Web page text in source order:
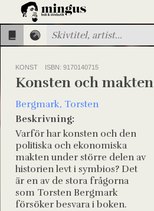
KONST ISBN: 9170140715
Konsten och makten
Bergmark, Torsten
Beskrivning:
Varför har konsten och den
politiska och ekonomiska
makten under större delen av
historien levt i symbios? Det
är en av de stora frågorna
som Torsten Bergmark
försöker besvara i boken.